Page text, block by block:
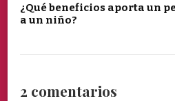
¿Qué beneficios aporta un
a un niño?
2 comentarios